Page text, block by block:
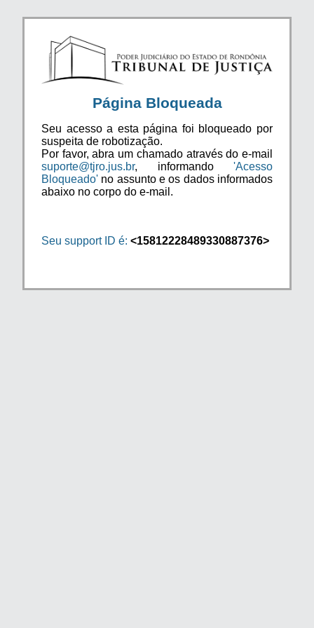
Página Bloqueada
Seu acesso a esta página foi bloqueado por
suspeita de robotização.
Por favor, abra um chamado através do e-mail
suporte@tjro.jus.br, informando 'Acesso
Bloqueado' no assunto e os dados informados
abaixo no corpo do e-mail.
Seu support ID é: <15812228489330887376>